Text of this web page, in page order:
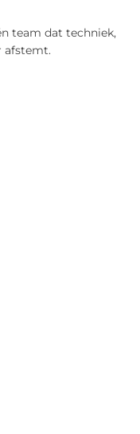
team dat techniek,
afstemt.